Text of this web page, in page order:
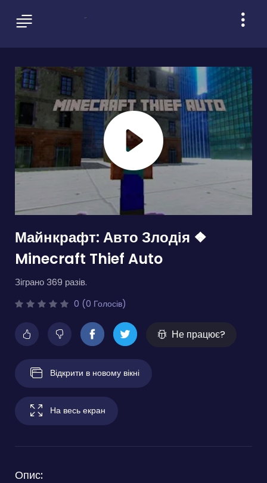
Майнкрафт: Авто Злодія ❖
Minecraft Thief Auto
Зіграно 369 разів.
0 (0 Голосів)
Не працює?
Відкрити в новому вікні
На весь екран
Опис: